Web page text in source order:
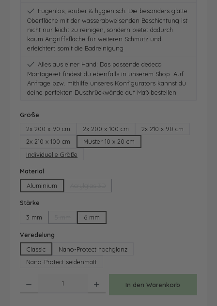
Fugenlos, sauber & hygienisch: Die besonders glatte
Oberfläche mit der wasserabweisenden Beschichtung ist
nicht nur leicht zu reinigen, sondern bietet dadurch
kaum Angriffsfläche für weiteren Schmutz und
erleichtert somit die Badreinigung
Alles aus einer Hand: Das passende dedeco
Montageset findest du ebenfalls in unserem Shop. Auf
Anfrage bzw. mithilfe unseres Konfigurators kannst du
deine perfekten Duschrückwände auf Maß bestellen
Größe
2x 200 x 90 cm
2x 200 x 100 cm
2x 210 x 90 cm
2x 210 x 100 cm
Muster 10 x 20 cm
Individuelle Größe
Material
Aluminium
Stärke
3 mm
(Diese Option ist zurzeit nicht verfügbar.)
6 mm
Veredelung
Classic
Nano-Protect hochglanz
Nano-Protect seidenmatt
In den Warenkorb